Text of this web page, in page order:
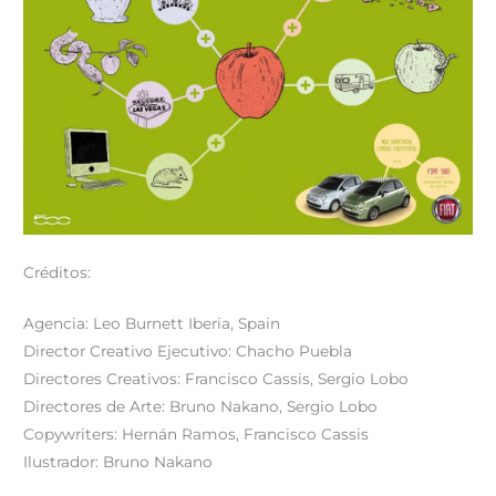
Créditos:
Agencia: Leo Burnett Iberia, Spain
Director Creativo Ejecutivo: Chacho Puebla
Directores Creativos: Francisco Cassis, Sergio Lobo
Directores de Arte: Bruno Nakano, Sergio Lobo
Copywriters: Hernán Ramos, Francisco Cassis
Ilustrador: Bruno Nakano